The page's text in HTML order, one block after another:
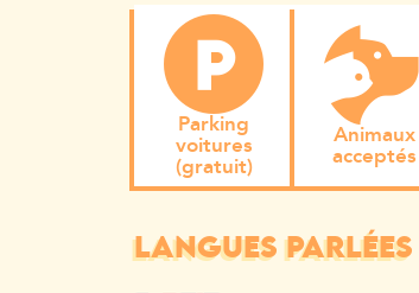
Parking
voitures
(gratuit)
Animaux
acceptés
LANGUES PARLÉES